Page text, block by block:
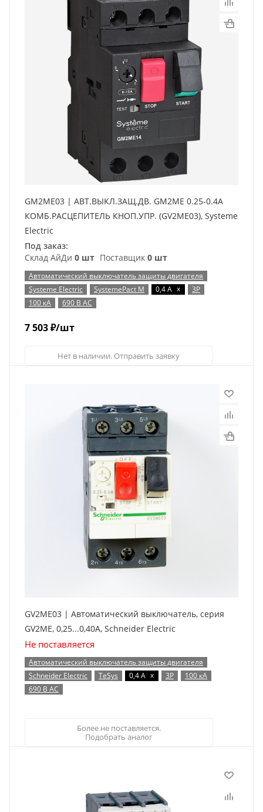
GM2ME03 | АВТ.ВЫКЛ.ЗАЩ.ДВ. GM2ME 0.25-0.4A
КОМБ.РАСЦЕПИТЕЛЬ КНОП.УПР. (GV2ME03), Systeme
Electric
Под заказ:
Склад АйДи 0 шт Поставщик 0 шт
Автоматический выключатель защиты двигателя
Systeme Electric
SystemePact M 0,4 А x
3P
100 кА
690 В AC
7 503₽/шт
Нет в наличии. Отправить заявку
GV2ME03 | Автоматический выключатель, серия
GV2ME, 0,25...0,40А, Schneider Electric
Не поставляется
Автоматический выключатель защиты двигателя
Schneider Electric
TeSys 0,4 А x 3P
100 кА
690 В AC
Более не поставляется.
Подобрать аналог